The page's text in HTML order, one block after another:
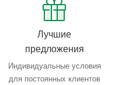
Лучшие
предложения
Индивидуальные условия
для постоянных клиентов